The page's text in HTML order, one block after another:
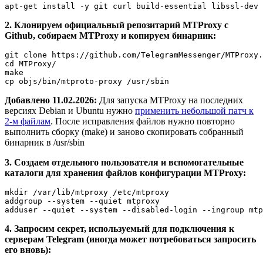
2. Клонируем официальный репозитарий MTProxy с
Github, собираем MTProxy и копируем бинарник:
git clone https://github.com/TelegramMessenger/
cd MTProxy/
make
Добавлено 11.02.2026: Для запуска MTProxy на последних
версиях Debian и Ubuntu нужно применить небольшой патч к
2-м файлам. После исправления файлов нужно повторно
выполнить сборку (make) и заново скопировать собранный
бинарник в /usr/sbin
3. Создаем отдельного пользователя и вспомогательные
каталоги для хранения файлов конфигурации MTProxy:
mkdir /var/lib/mtproxy /etc/mtproxy
addgroup --system --quiet mtproxy
4. Запросим секрет, используемый для подключения к
серверам Telegram (иногда может потребоваться запросить
его вновь):